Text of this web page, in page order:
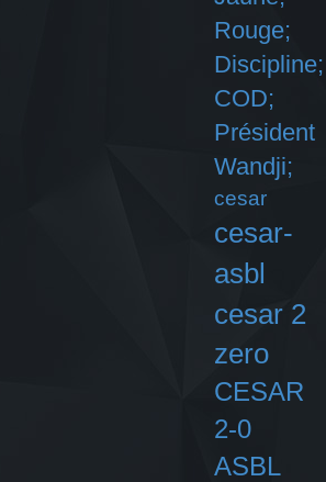
Rouge;
Discipline;
COD;
Président
Wandji;
cesar
cesar-
asbl
cesar 2
zero
CESAR
2-0
ASBL